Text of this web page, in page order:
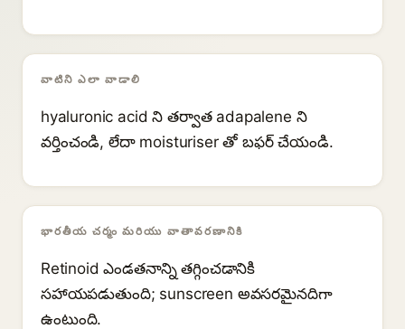
వాటిని ఎలా వాడాలి
hyaluronic acid ని తర్వాత adapalene ని
వర్తించండి, లేదా moisturiser తో బఫర్ చేయండి.
భారతీయ చర్మం మరియు వాతావరణానికి
Retinoid ఎండతనాన్ని తగ్గించడానికి
సహాయపడుతుంది; sunscreen అవసరమైనదిగా
ఉంటుంది.